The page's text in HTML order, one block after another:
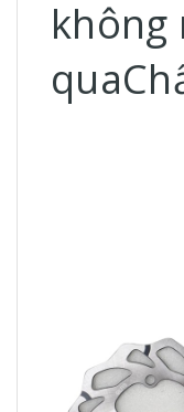
không
qua